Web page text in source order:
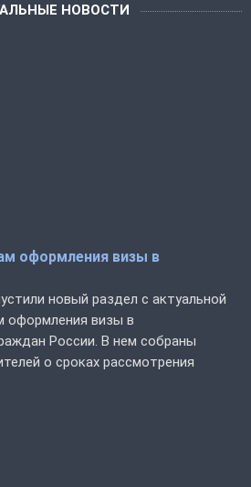
НОВОСТИ
оформления визы в
новый раздел с актуальной
оформления визы в
России. В нем собраны
о сроках рассмотрения